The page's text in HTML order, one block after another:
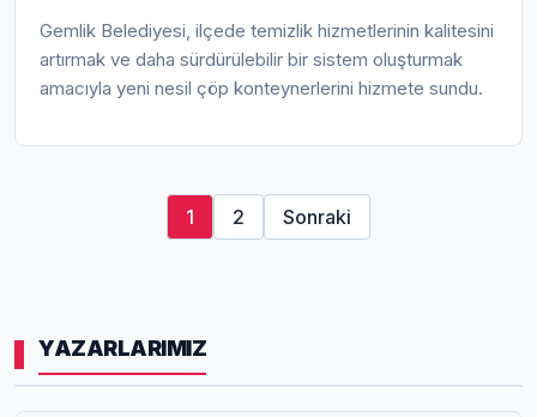
Gemlik Belediyesi, ilçede temizlik hizmetlerinin kalitesini
artırmak ve daha sürdürülebilir bir sistem oluşturmak
amacıyla yeni nesil çöp konteynerlerini hizmete sundu.
1 2 Sonraki
YAZARLARIMIZ